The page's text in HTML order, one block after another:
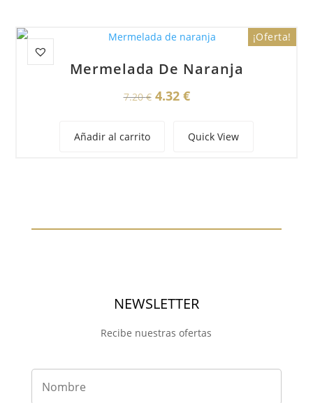
¡Oferta!
Mermelada De Naranja
7.20€ El
original
4.32 €El
actual
Añadir al carrito Quick View
NEWSLETTER
Recibe nuestras ofertas